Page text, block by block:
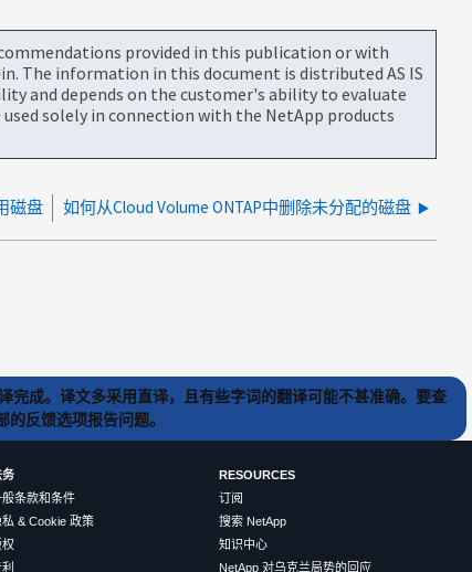
provided in this publication or with
The information in this document is distributed AS IS
and depends on the customer's ability to evaluate
solely in connection with the NetApp products
磁盘 如何从Cloud Volume ONTAP中删除未分配的磁盘
完成。译文多采用直译，且有些字词的翻译可能不甚准确。要查
反馈选项报告问题。
务
般条款和条件
私 & Cookie 政策
权
RESOURCES
订阅
搜索 NetApp
知识中心
NetApp 对乌克兰局势的回应